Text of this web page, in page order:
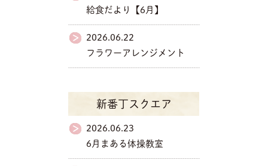
給食だより【6月】
2026.06.22
フラワーアレンジメント
新番丁スクエア
2026.06.23
6月まある体操教室